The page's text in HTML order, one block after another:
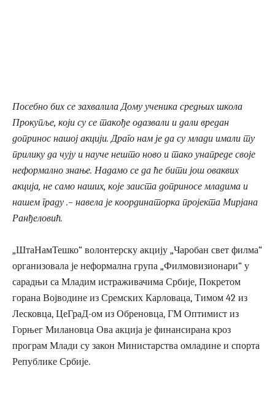
Посебно бих се захвалила Дому ученика средњих школа
Прокупље, који су се такође одазвали и дали вредан
допринос нашој акцији. Драго нам је да су млади имали ту
прилику да чују и науче нешто ново и тако унапреде своје
неформално знање. Надамо се да ће бити још оваквих
акција, не само наших, које заиста доприносе младима и
нашем граду .– навела је координаторка пројекта Мирјана
Ранђеловић.
„ШтаНамТешко“ волонтерску акцију „Чаробан свет филма“
организовала је неформална група „Филмовизионари“ у
сарадњи са Младим истраживачима Србије, Покретом
горана Војводине из Сремских Карловаца, Тимом 42 из
Лесковца, ЦеГраД-ом из Обреновца, ГМ Оптимист из
Горњег Милановца Ова акција је финансирана кроз
програм Млади су закон Министарства омладине и спорта
Републике Србије.